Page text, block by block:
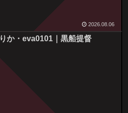
2026.08.06
りか・eva0101｜黒船提督